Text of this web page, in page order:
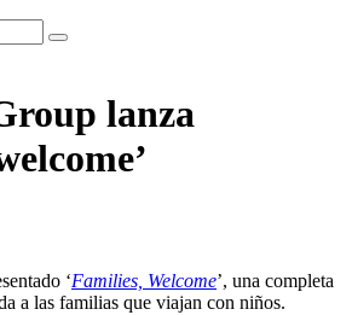
lanza
‘Families, Welcome’, una completa
a las familias que viajan con niños.